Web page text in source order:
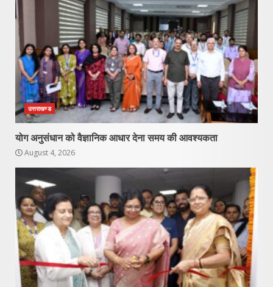
उत्तराखण्ड
योग अनुसंधान को वैज्ञानिक आधार देना समय की आवश्यकता
August 4, 2026